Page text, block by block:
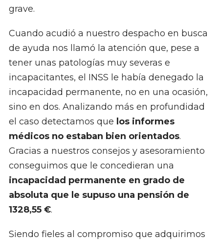
grave.
Cuando acudió a nuestro despacho en busca
de ayuda nos llamó la atención que, pese a
tener unas patologías muy severas e
incapacitantes, el INSS le había denegado la
incapacidad permanente, no en una ocasión,
sino en dos. Analizando más en profundidad
el caso detectamos que los informes
médicos no estaban bien orientados.
Gracias a nuestros consejos y asesoramiento
conseguimos que le concedieran una
incapacidad permanente en grado de
absoluta que le supuso una pensión de
1328,55 €.
Siendo fieles al compromiso que adquirimos